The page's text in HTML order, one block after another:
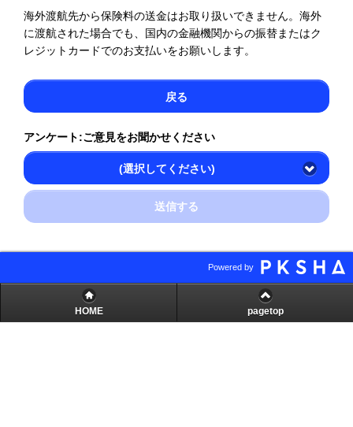
海外渡航先から保険料の送金はお取り扱いできません。海外
に渡航された場合でも、国内の金融機関からの振替またはク
レジットカードでのお支払いをお願いします。
戻る
アンケート:ご意見をお聞かせください
(選択してください)
送信する
Powered by
HOME pagetop